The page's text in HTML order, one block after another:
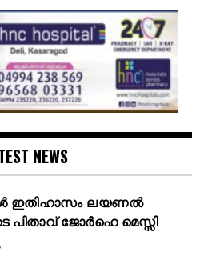
NEWS
ഇതിഹാസം ലയണൽ
പിതാവ് ജോർഹെ മെസ്സി